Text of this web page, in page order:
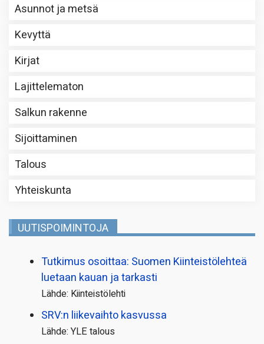
Asunnot ja metsä
Kevyttä
Kirjat
Lajittelematon
Salkun rakenne
Sijoittaminen
Talous
Yhteiskunta
UUTISPOIMINTOJA
Tutkimus osoittaa: Suomen Kiinteistölehteä
luetaan kauan ja tarkasti
Lähde: Kiinteistölehti
SRV:n liikevaihto kasvussa
Lähde: YLE talous